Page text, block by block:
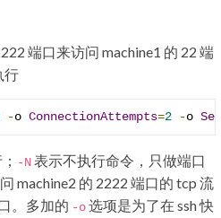
端口来访问 machine1 的 22 端
行
-o ConnectionAttempts=2 -o
-N表示不执行命令，只做端口
machine2 的 2222 端口的 tcp 流
。多加的 -o选项是为了在 ssh 快